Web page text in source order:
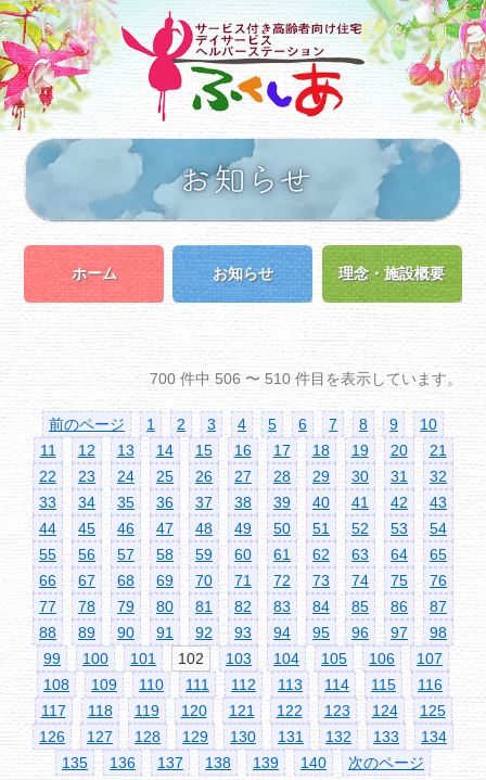
ホーム お知らせ 理念・施設概要
700 件中 506 〜 510 件目を表示しています。
前のページ 1 2 3 4 5 6 7 8 9
10
11
12 13 14 15 16 17 18 19 20
21
22
23 24 25 26 27 28 29 30 31
32
33
34 35 36 37 38 39 40 41 42
43
44
45 46 47 48 49 50 51 52 53
54
55
56 57 58 59 60 61 62 63 64
65
66
67 68 69 70 71 72 73 74 75
76
77
78 79 80 81 82 83 84 85 86
87
88
89 90 91 92 93 94 95 96 97
98
99
100 101 102 103 104 105 106
107
108
109 110 111 112 113 114 115
116
117
118 119 120 121 122 123 124
125
126
127 128 129 130 131 132 133
134
135
136 137 138 139 140 次のページ